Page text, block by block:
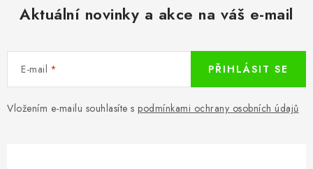
Aktuální novinky a akce na váš e-mail
E-mail
Vložením e-mailu souhlasíte s podmínkami ochrany osobních údajů
PŘIHLÁSIT SE